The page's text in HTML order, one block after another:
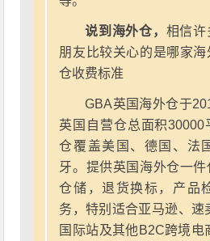
说到海外仓， 相信许
朋友比较关心的是哪家
仓收费标准
GBA英国海外仓于
英国自营仓总面积30000
仓覆盖美国、德国、法
牙。提供英国海外仓一
仓储，退货换标，产品
务，特别适合亚马逊、速
国际站及其他B2C跨境电